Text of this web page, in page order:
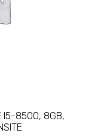
I5-8500, 8GB,